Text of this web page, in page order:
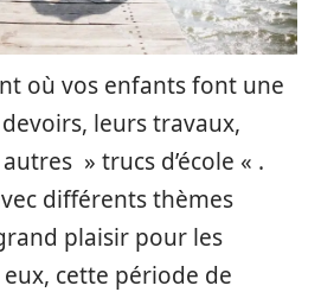
où vos enfants font une
leurs travaux,
» trucs d’école « .
différents thèmes
plaisir pour les
cette période de